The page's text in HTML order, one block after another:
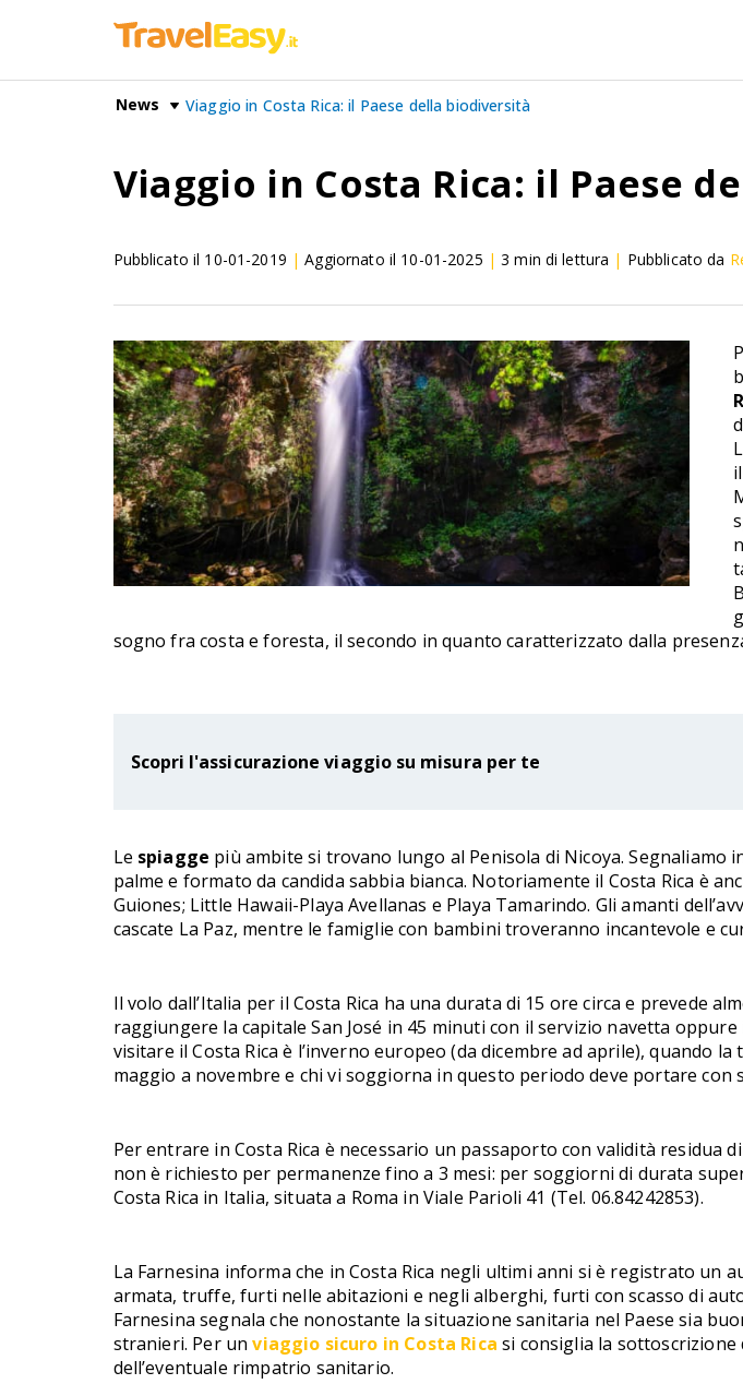
News Viaggio in Costa Rica: il Paese della biodiversità
Viaggio in Costa Rica: il Paese
Pubblicato il 10-01-2019 |Aggiornato il 10-01-2025 |3 min di lettura | Pubblicato da
sogno fra costa e foresta, il secondo in quanto caratterizzato dalla
Scopri l'assicurazione viaggio su misura per te
Le spiagge più ambite si trovano lungo al Penisola di Nicoya. Segnaliamo
palme e formato da candida sabbia bianca. Notoriamente il Costa Rica è
Guiones; Little Hawaii-Playa Avellanas e Playa Tamarindo. Gli amanti
cascate La Paz, mentre le famiglie con bambini troveranno incantevole e
Il volo dall’Italia per il Costa Rica ha una durata di 15 ore circa e prevede
raggiungere la capitale San José in 45 minuti con il servizio navetta
visitare il Costa Rica è l’inverno europeo (da dicembre ad aprile), quando
maggio a novembre e chi vi soggiorna in questo periodo deve portare con
Per entrare in Costa Rica è necessario un passaporto con validità residua
non è richiesto per permanenze fino a 3 mesi: per soggiorni di durata
Costa Rica in Italia, situata a Roma in Viale Parioli 41 (Tel. 06.84242853).
La Farnesina informa che in Costa Rica negli ultimi anni si è registrato un
armata, truffe, furti nelle abitazioni e negli alberghi, furti con scasso di
Farnesina segnala che nonostante la situazione sanitaria nel Paese sia
stranieri. Per unviaggio sicuro in Costa Rica si consiglia la sottoscrizione
dell’eventuale rimpatrio sanitario.